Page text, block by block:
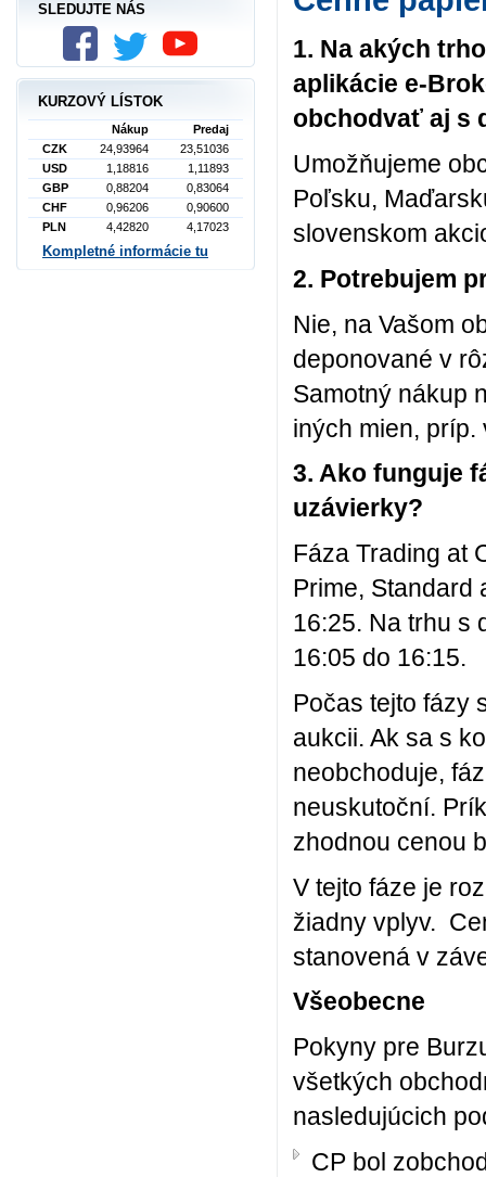
1. Na akých
aplikácie e-
obchodvať aj s
Umožňujeme
Poľsku,
slovenskom
2. Potrebujem
Nie, na Vašom
deponované v
Samotný nákup
iných mien,
3. Ako funguje
uzávierky?
Fáza Trading at
Prime, Standard
16:25. Na trhu s
16:05 do 16:15.
Počas tejto fázy
aukcii. Ak sa s
neobchoduje,
neuskutoční.
zhodnou cenou
V tejto fáze je
žiadny vplyv.
stanovená v
Všeobecne
Pokyny pre
všetkých
nasledujúcich
CP bol
SLEDUJTE NÁS
KURZOVÝ LÍSTOK
Nákup
Predaj
CZK
24,93964
23,51036
USD
1,18816
1,11893
GBP
0,88204
0,83064
CHF
0,96206
0,90600
PLN
4,42820 4,17023
Kompletné informácie tu